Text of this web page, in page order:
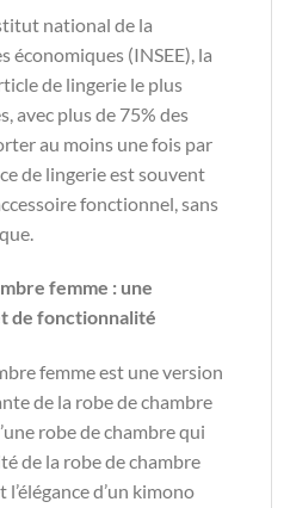
national de la
économiques (INSEE), la
de lingerie le plus
avec plus de 75% des
au moins une fois par
de lingerie est souvent
fonctionnel, sans
femme : une
de fonctionnalité
femme est une version
de la robe de chambre
robe de chambre qui
de la robe de chambre
d’un kimono